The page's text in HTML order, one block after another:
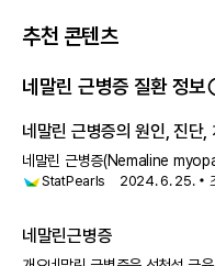
추천 콘텐츠
네말린 근병증 질환 정보
네말린 근병증의 원인, 진단,
네말린 근병증(Nemaline
고통을 의미하는 "pathy"에서
StatPearls 2024. 6. 25.
네말린근병증